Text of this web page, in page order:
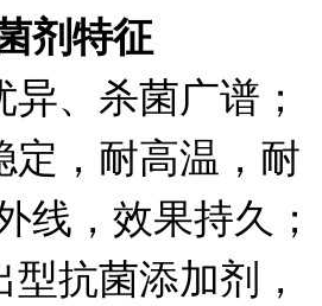
剂特征
、杀菌广谱；
定，耐高温，耐
线，效果持久；
抗菌添加剂，